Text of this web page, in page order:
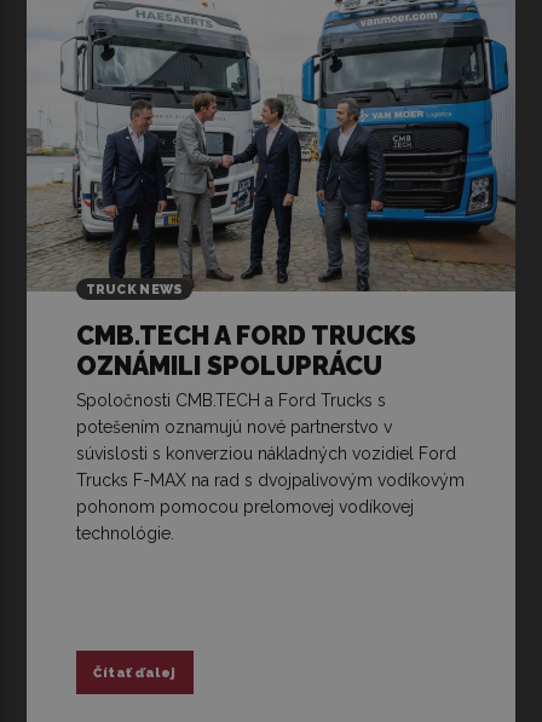
TRUCK NEWS
CMB.TECH A FORD TRUCKS
OZNÁMILI SPOLUPRÁCU
Spoločnosti CMB.TECH a Ford Trucks s
potešením oznamujú nové partnerstvo v
súvislosti s konverziou nákladných vozidiel Ford
Trucks F-MAX na rad s dvojpalivovým vodíkovým
pohonom pomocou prelomovej vodíkovej
technológie.
Čítať ďalej